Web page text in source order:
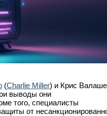
(Charlie Miller) и Крис
выводы они
того, специалисты
от